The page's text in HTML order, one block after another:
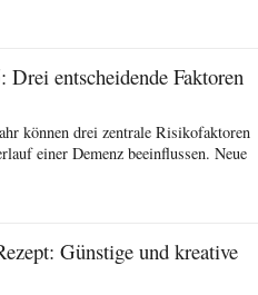
entscheidende Faktoren
können drei zentrale Risikofaktoren
einer Demenz beeinflussen. Neue
Günstige und kreative